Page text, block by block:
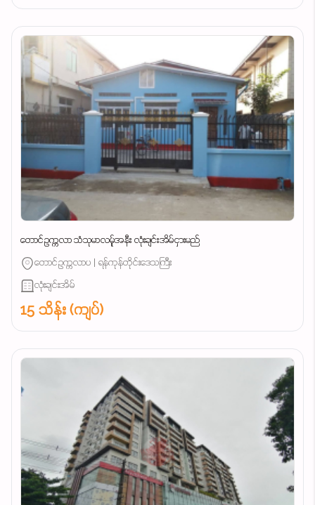
တောင်ဥက္ကလာ သံသုမာလမ်ူအနီး လုံးချင်းအိမ်ငှားမည်
တောင်ဥက္ကလာပ | ရန်ကုန်တိုင်းဒေသကြီး
လုံးချင်းအိမ်
15 သိန်း (ကျပ်)